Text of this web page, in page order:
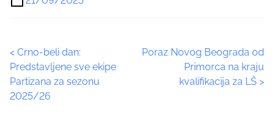
r
h
i
s
p
P
o
s
< Crno-beli dan:
Predstavljene sve ekipe
Partizana za sezonu
2025/26
Poraz Novog Beograda od
Primorca na kraju
kvalifikacija za LŠ >